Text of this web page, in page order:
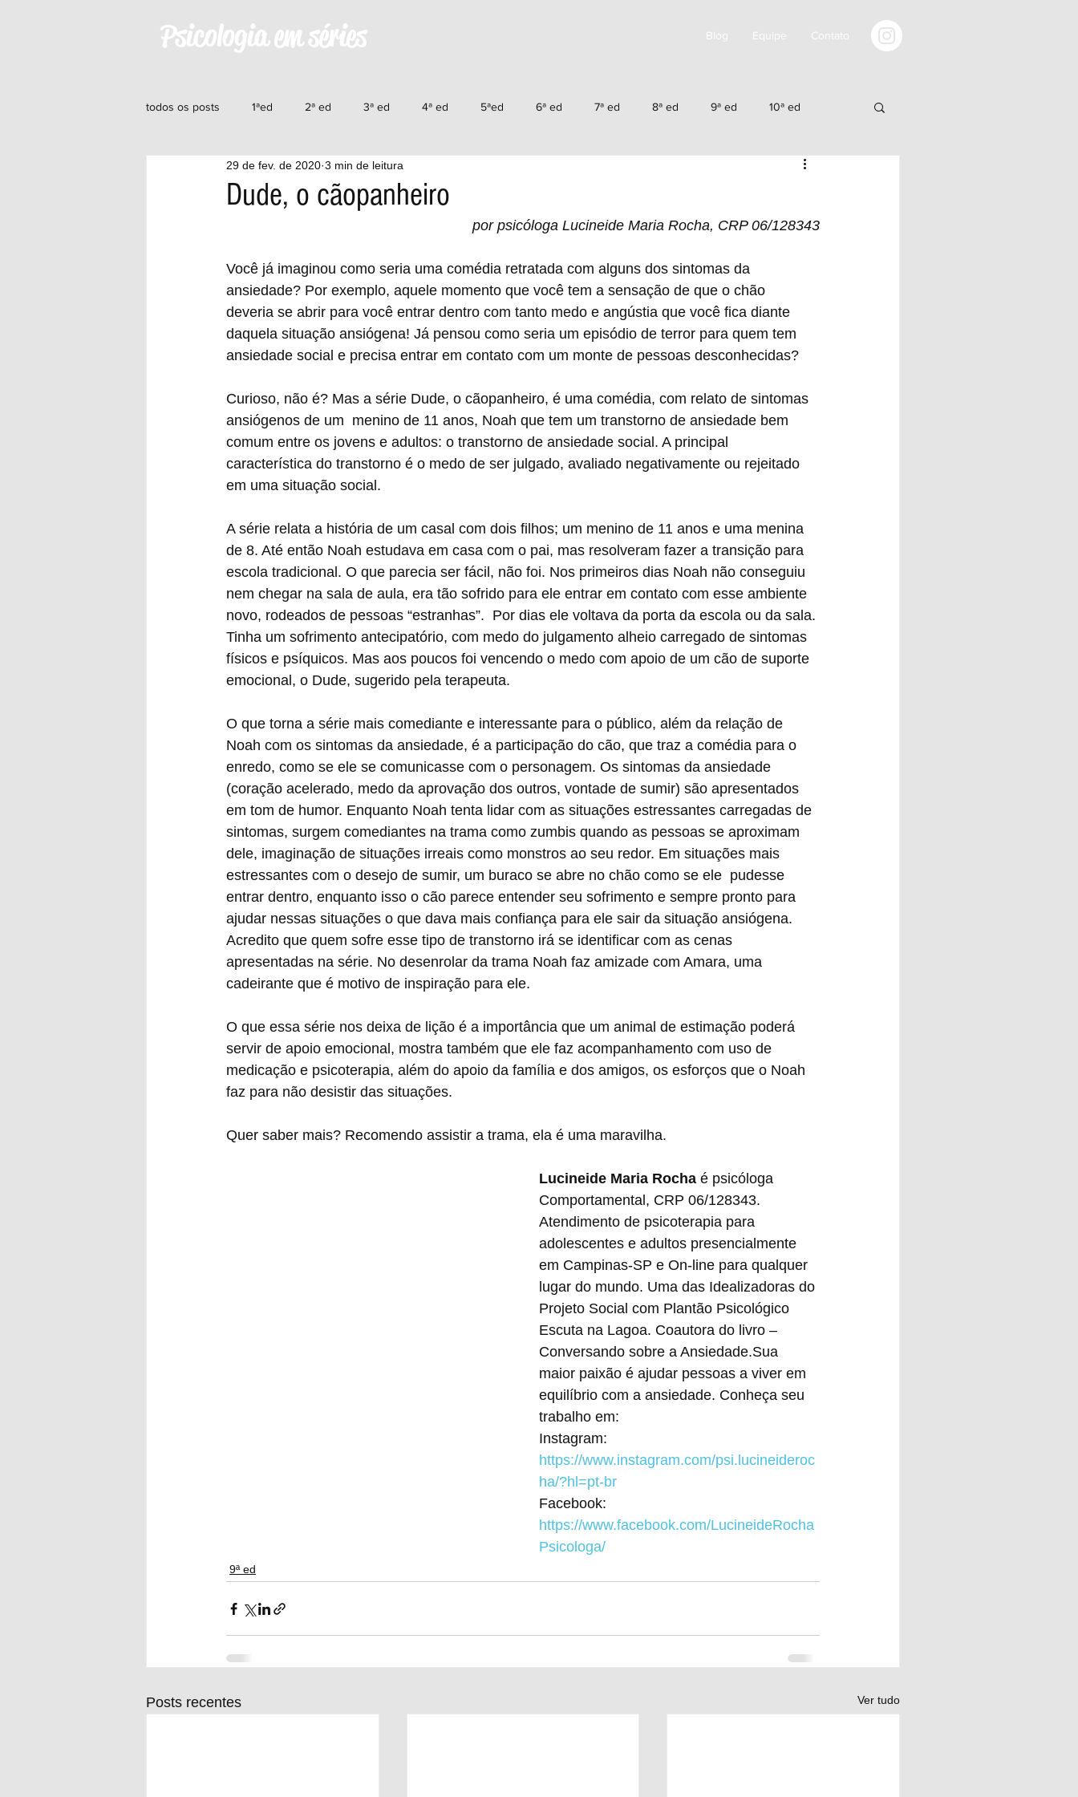
Psicologia em séries Blog Equipe Contato
todos os posts 1ªed 2ª ed 3ª ed 4ª ed 5ªed 6ª ed 7ª ed 8ª ed 9ª ed 10ª ed
12ªed 13ªed 14ªed
27ªed 28ªed 29ªed 30ªed
Dude, o cãopanheiro
29 de fev. de 2020 3 min de leitura
por psicóloga Lucineide Maria Rocha, CRP 06/128343
Você já imaginou como seria uma comédia retratada com alguns dos sintomas da
ansiedade? Por exemplo, aquele momento que você tem a sensação de que o chão
deveria se abrir para você entrar dentro com tanto medo e angústia que você fica diante
daquela situação ansiógena! Já pensou como seria um episódio de terror para quem tem
ansiedade social e precisa entrar em contato com um monte de pessoas desconhecidas?
Curioso, não é? Mas a série Dude, o cãopanheiro, é uma comédia, com relato de sintomas
ansiógenos de um  menino de 11 anos, Noah que tem um transtorno de ansiedade bem
comum entre os jovens e adultos: o transtorno de ansiedade social. A principal
característica do transtorno é o medo de ser julgado, avaliado negativamente ou rejeitado
em uma situação social.
A série relata a história de um casal com dois filhos; um menino de 11 anos e uma menina
de 8. Até então Noah estudava em casa com o pai, mas resolveram fazer a transição para
escola tradicional. O que parecia ser fácil, não foi. Nos primeiros dias Noah não conseguiu
nem chegar na sala de aula, era tão sofrido para ele entrar em contato com esse ambiente
novo, rodeados de pessoas “estranhas”.  Por dias ele voltava da porta da escola ou da sala.
Tinha um sofrimento antecipatório, com medo do julgamento alheio carregado de sintomas
físicos e psíquicos. Mas aos poucos foi vencendo o medo com apoio de um cão de suporte
emocional, o Dude, sugerido pela terapeuta.
O que torna a série mais comediante e interessante para o público, além da relação de
Noah com os sintomas da ansiedade, é a participação do cão, que traz a comédia para o
enredo, como se ele se comunicasse com o personagem. Os sintomas da ansiedade
(coração acelerado, medo da aprovação dos outros, vontade de sumir) são apresentados
em tom de humor. Enquanto Noah tenta lidar com as situações estressantes carregadas de
sintomas, surgem comediantes na trama como zumbis quando as pessoas se aproximam
dele, imaginação de situações irreais como monstros ao seu redor. Em situações mais
estressantes com o desejo de sumir, um buraco se abre no chão como se ele  pudesse
entrar dentro, enquanto isso o cão parece entender seu sofrimento e sempre pronto para
ajudar nessas situações o que dava mais confiança para ele sair da situação ansiógena.
Acredito que quem sofre esse tipo de transtorno irá se identificar com as cenas
apresentadas na série. No desenrolar da trama Noah faz amizade com Amara, uma
cadeirante que é motivo de inspiração para ele.
O que essa série nos deixa de lição é a importância que um animal de estimação poderá
servir de apoio emocional, mostra também que ele faz acompanhamento com uso de
medicação e psicoterapia, além do apoio da família e dos amigos, os esforços que o Noah
faz para não desistir das situações.
Quer saber mais? Recomendo assistir a trama, ela é uma maravilha.
Lucineide Maria Rocha é psicóloga
Comportamental, CRP 06/128343.
Atendimento de psicoterapia para
adolescentes e adultos presencialmente
em Campinas-SP e On-line para qualquer
lugar do mundo. Uma das Idealizadoras do
Projeto Social com Plantão Psicológico
Escuta na Lagoa. Coautora do livro –
Conversando sobre a Ansiedade.Sua
maior paixão é ajudar pessoas a viver em
equilíbrio com a ansiedade. Conheça seu
trabalho em:
Instagram:
https://www.instagram.com/psi.lucineideroc
ha/?hl=pt-br
Facebook:
https://www.facebook.com/LucineideRocha
Psicologa/
9ª ed
Posts recentes Ver tudo